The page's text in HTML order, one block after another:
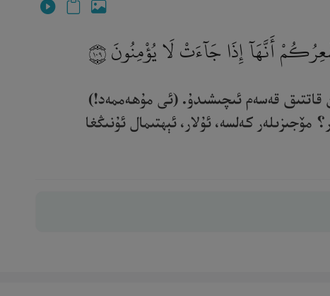
أَنَّهَآ إِذَا جَآءَتْ لَا يُؤْمِنُونَ ١٠٩
قاتتىق قەسەم ئىچىشىدۇ. (ئى مۇھەممەد!)
كەلسە، ئۇلار، ئېھتىمال ئۇنىڭغا